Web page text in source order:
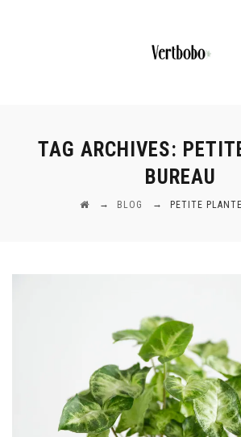
TAG ARCHIVES:
BUREAU
→ BLOG → PETITE